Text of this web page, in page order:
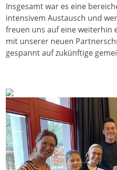
Insgesamt war es eine
intensivem Austausch und
freuen uns auf eine weiterhin
mit unserer neuen
gespannt auf zukünftige